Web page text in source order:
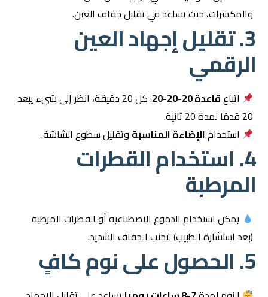
والمكسرات، حيث تساعد في تقليل جفاف العين.
3. تقليل إجهاد العين
الرقمي
اتباعقاعدة 20-20-20
: كل 20 دقيقة، انظر إلى شيء يبعد
20 قدمًا لمدة 20 ثانية.
استخدامالإضاءة المناسبة وتقليل سطوع الشاشة.
4. استخدام القطرات
المرطبة
يمكن استخدام الدموع الاصطناعية أو القطرات المرطبة
(بعد استشارة الطبيب) لتجنب الجفاف الشديد.
5. الحصول على نوم كافٍ